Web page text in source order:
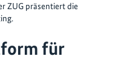
ZUG präsentiert die
für